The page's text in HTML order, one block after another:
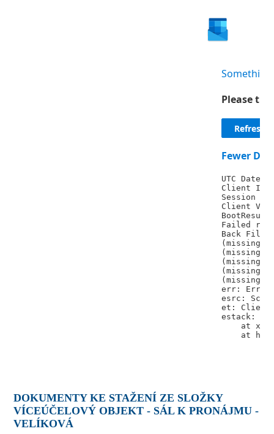
DOKUMENTY KE STAŽENÍ ZE SLOŽKY
VÍCEÚČELOVÝ OBJEKT - SÁL K PRONÁJMU -
VELÍKOVÁ